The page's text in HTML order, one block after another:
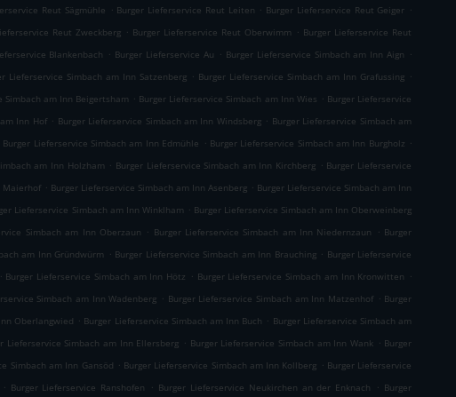
Reut Sägmühle . Burger Lieferservice Reut Leiten . Burger Lieferservice Reut Geiger .
Reut Zweckberg . Burger Lieferservice Reut Oberwimm . Burger Lieferservice Reut
Blankenbach . Burger Lieferservice Au . Burger Lieferservice Simbach am Inn Aign .
Lieferservice Simbach am Inn Satzenberg . Burger Lieferservice Simbach am Inn Grafussing .
Simbach am Inn Beigertsham . Burger Lieferservice Simbach am Inn Wies . Burger Lieferservice
Inn Hof . Burger Lieferservice Simbach am Inn Windsberg . Burger Lieferservice Simbach am
Burger Lieferservice Simbach am Inn Edmühle . Burger Lieferservice Simbach am Inn Burgholz .
am Inn Holzham . Burger Lieferservice Simbach am Inn Kirchberg . Burger Lieferservice
Maierhof . Burger Lieferservice Simbach am Inn Asenberg . Burger Lieferservice Simbach am Inn
Lieferservice Simbach am Inn Winklham . Burger Lieferservice Simbach am Inn Oberweinberg
Simbach am Inn Oberzaun . Burger Lieferservice Simbach am Inn Niedernzaun . Burger
am Inn Gründwürm . Burger Lieferservice Simbach am Inn Brauching . Burger Lieferservice
. Burger Lieferservice Simbach am Inn Hötz . Burger Lieferservice Simbach am Inn Kronwitten .
Simbach am Inn Wadenberg . Burger Lieferservice Simbach am Inn Matzenhof . Burger
Oberlangwied . Burger Lieferservice Simbach am Inn Buch . Burger Lieferservice Simbach am
Lieferservice Simbach am Inn Ellersberg . Burger Lieferservice Simbach am Inn Wank . Burger
Simbach am Inn Gansöd . Burger Lieferservice Simbach am Inn Kollberg . Burger Lieferservice
. Burger Lieferservice Ranshofen . Burger Lieferservice Neukirchen an der Enknach . Burger